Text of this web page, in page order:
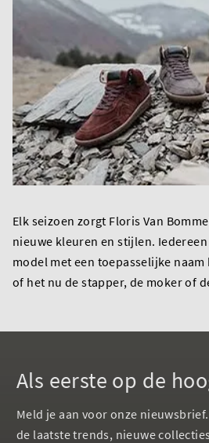
Elk seizoen zorgt Floris Van
nieuwe kleuren en stijlen.
model met een toepasselijke
of het nu de stapper, de moker of
Als eerste op de
Meld je aan voor onze
de laatste trends, nieuwe